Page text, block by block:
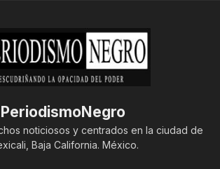
PeriodismoNegro
noticiosos y centrados en la ciudad de
Baja California. México.